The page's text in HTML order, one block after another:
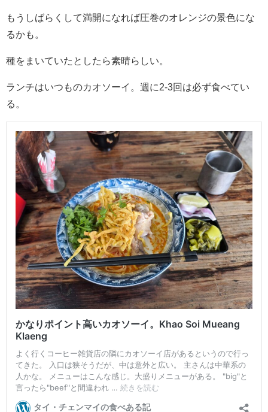
もうしばらくして満開になれば圧巻のオレンジの景色にな
るかも。
種をまいていたとしたら素晴らしい。
ランチはいつものカオソーイ。週に2-3回は必ず食べてい
る。